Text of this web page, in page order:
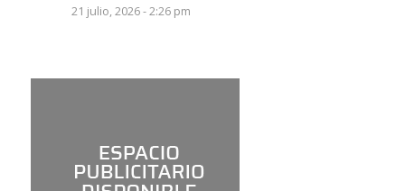
21 julio, 2026 - 2:26 pm